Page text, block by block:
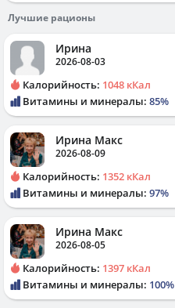
Лучшие рационы
Ирина
2026-08-03
Калорийность: 1048 кКал
Витамины и минералы: 85%
Ирина Макс
2026-08-09
Калорийность: 1352 кКал
Витамины и минералы: 97%
Ирина Макс
2026-08-05
Калорийность: 1397 кКал
Витамины и минералы: 100%